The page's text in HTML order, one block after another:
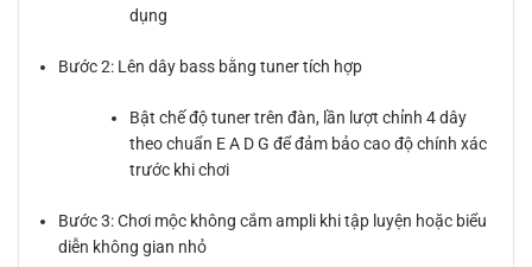
dụng
Bước 2: Lên dây bass bằng tuner tích hợp
Bật chế độ tuner trên đàn, lần lượt chỉnh 4 dây
theo chuẩn E A D G để đảm bảo cao độ chính xác
trước khi chơi
Bước 3: Chơi mộc không cắm ampli khi tập luyện hoặc biểu
diễn không gian nhỏ